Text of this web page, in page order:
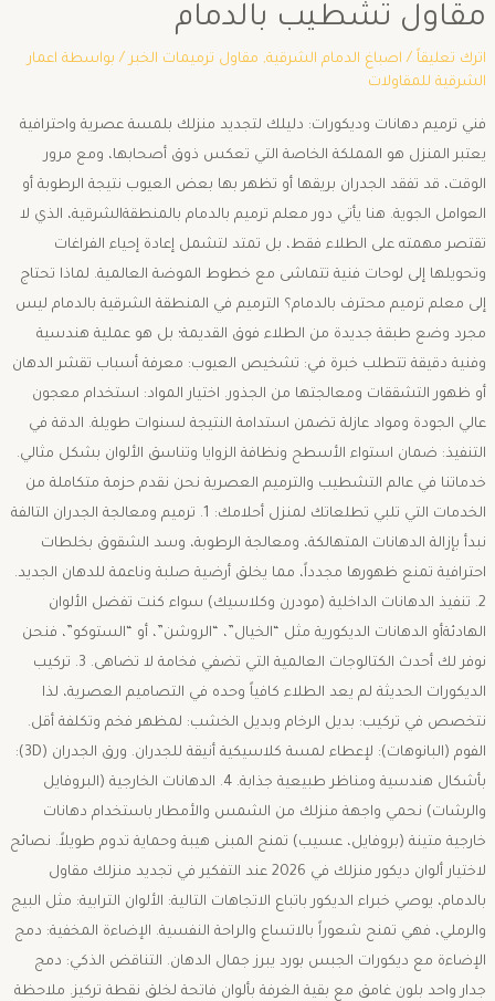
مقاول تشطيب بالدمام
اترك تعليقاً / اصباغ الدمام الشرقية, مقاول ترميمات الخبر / بواسطة اعمار
الشرقية للمقاولات
فني ترميم دهانات وديكورات: دليلك لتجديد منزلك بلمسة عصرية واحترافية ​
يعتبر المنزل هو المملكة الخاصة التي تعكس ذوق أصحابها، ومع مرور
الوقت، قد تفقد الجدران بريقها أو تظهر بها بعض العيوب نتيجة الرطوبة أو
العوامل الجوية. هنا يأتي دور معلم ترميم بالدمام بالمنطقةالشرقية، الذي لا
تقتصر مهمته على الطلاء فقط، بل تمتد لتشمل إعادة إحياء الفراغات
وتحويلها إلى لوحات فنية تتماشى مع خطوط الموضة العالمية. ​لماذا تحتاج
إلى معلم ترميم محترف بالدمام؟ ​الترميم في المنطقة الشرقية بالدمام ليس
مجرد وضع طبقة جديدة من الطلاء فوق القديمة؛ بل هو عملية هندسية
وفنية دقيقة تتطلب خبرة في: ​تشخيص العيوب: معرفة أسباب تقشر الدهان
أو ظهور التشققات ومعالجتها من الجذور. ​اختيار المواد: استخدام معجون
عالي الجودة ومواد عازلة تضمن استدامة النتيجة لسنوات طويلة. ​الدقة في
التنفيذ: ضمان استواء الأسطح ونظافة الزوايا وتناسق الألوان بشكل مثالي. ​
خدماتنا في عالم التشطيب والترميم العصرية ​نحن نقدم حزمة متكاملة من
الخدمات التي تلبي تطلعاتك لمنزل أحلامك: ​1. ترميم ومعالجة الجدران التالفة
​نبدأ بإزالة الدهانات المتهالكة، ومعالجة الرطوبة، وسد الشقوق بخلطات
2. تنفيذ الدهانات الداخلية (مودرن وكلاسيك) ​سواء كنت تفضل الألوان
الهادئةأو الدهانات الديكورية مثل “الخيال”، “الروشن”، أو “الستوكو”، فنحن
نوفر لك أحدث الكتالوجات العالمية التي تضفي فخامة لا تضاهى. ​3. تركيب
الديكورات الحديثة ​لم يعد الطلاء كافياً وحده في التصاميم العصرية، لذا
نتخصص في تركيب: ​بديل الرخام وبديل الخشب: لمظهر فخم وتكلفة أقل. ​
الفوم (البانوهات): لإعطاء لمسة كلاسيكية أنيقة للجدران. ​ورق الجدران (3D):
بأشكال هندسية ومناظر طبيعية جذابة. ​4. الدهانات الخارجية (البروفايل
والرشات) ​نحمي واجهة منزلك من الشمس والأمطار باستخدام دهانات
خارجية متينة (بروفايل، عسيب) تمنح المبنى هيبة وحماية تدوم طويلاً. ​نصائح
لاختيار ألوان ديكور منزلك في 2026 ​عند التفكير في تجديد منزلك مقاول
بالدمام، يوصي خبراء الديكور باتباع الاتجاهات التالية: ​الألوان الترابية: مثل البيج
والرملي، فهي تمنح شعوراً بالاتساع والراحة النفسية. ​الإضاءة المخفية: دمج
الإضاءة مع ديكورات الجبس بورد يبرز جمال الدهان. ​التناقض الذكي: دمج
جدار واحد بلون غامق مع بقية الغرفة بألوان فاتحة لخلق نقطة تركيز. ​ملاحظة